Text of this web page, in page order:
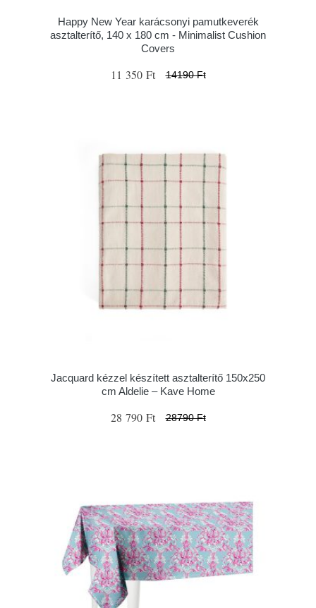
Happy New Year karácsonyi pamutkeverék
asztalterítő, 140 x 180 cm - Minimalist Cushion
Covers
11 350 Ft 14190 Ft
Jacquard kézzel készített asztalterítő 150x250
cm Aldelie – Kave Home
28 790 Ft 28790 Ft